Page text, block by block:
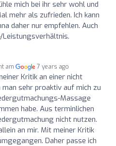
mich bei ihr sehr wohl und
mehr als zufrieden. Ich kann
daher nur empfehlen. Auch
am 7 years ago
Kritik an einer nicht
sehr proaktiv auf mich zu
Massage
habe. Aus terminlichen
nicht nutzen.
an mir. Mit meiner Kritik
Daher passe ich